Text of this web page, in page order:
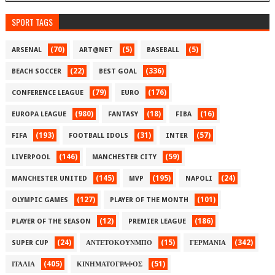
SPORT TAGS
ARSENAL (70) ART@NET (5) BASEBALL (5)
BEACH SOCCER (22) BEST GOAL (336)
CONFERENCE LEAGUE (79) EURO (176)
EUROPA LEAGUE (980) FANTASY (18) FIBA (16)
FIFA (193) FOOTBALL IDOLS (31) INTER (57)
LIVERPOOL (146) MANCHESTER CITY (59)
MANCHESTER UNITED (145) MVP (195) NAPOLI (24)
OLYMPIC GAMES (127) PLAYER OF THE MONTH (101)
PLAYER OF THE SEASON (12) PREMIER LEAGUE (186)
SUPER CUP (24) ΑΝΤΕΤΟΚΟΥΝΜΠΟ (15) ΓΕΡΜΑΝΙΑ (342)
ΙΤΑΛΙΑ (405) ΚΙΝΗΜΑΤΟΓΡΑΦΟΣ (51)